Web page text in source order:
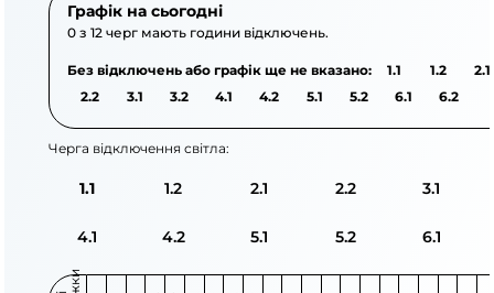
Графік на сьогодні
0 з 12 черг мають години відключень.
Без відключень або графік ще не вказано: 1.1 1.2
2.1
2.2
3.1 3.2 4.1 4.2 5.1 5.2 6.1 6.2
Черга відключення світла:
1.1 1.2 2.1 2.2 3.1
4.1 4.2 5.1 5.2 6.1